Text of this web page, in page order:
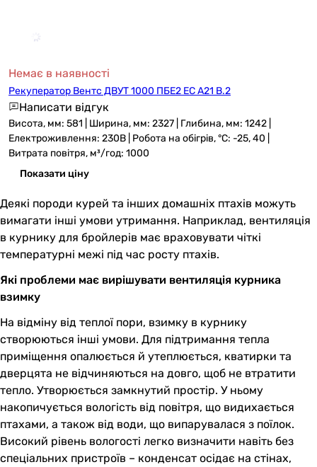
Немає в наявності
Рекуператор Вентс ДВУТ 1000 ПБЕ2 ЕС А21 В.2
Написати відгук
Висота, мм: 581 | Ширина, мм: 2327 | Глибина, мм: 1242 |
Електроживлення: 230В | Робота на обігрів, °C: -25, 40 |
Витрата повітря, м³/год: 1000
Показати ціну
Деякі породи курей та інших домашніх птахів можуть
вимагати інші умови утримання. Наприклад, вентиляція
в курнику для бройлерів має враховувати чіткі
температурні межі під час росту птахів.
Які проблеми має вирішувати вентиляція курника
взимку
На відміну від теплої пори, взимку в курнику
створюються інші умови. Для підтримання тепла
приміщення опалюється й утеплюється, кватирки та
дверцята не відчиняються на довго, щоб не втратити
тепло. Утворюється замкнутий простір. У ньому
накопичується вологість від повітря, що видихається
птахами, а також від води, що випарувалася з поїлок.
Високий рівень вологості легко визначити навіть без
спеціальних пристроїв – конденсат осідає на стінах,